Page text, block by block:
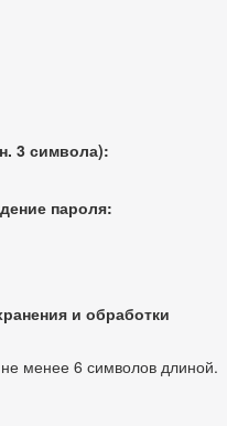
3 символа):
пароля:
и обработки
менее 6 символов длиной.